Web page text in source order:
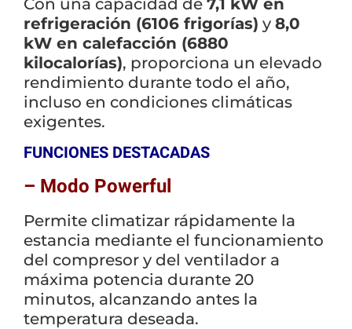
refrigeración (6106 frigorías) y 8,0
kW en calefacción (6880
kilocalorías), proporciona un elevado
rendimiento durante todo el año,
incluso en condiciones climáticas
exigentes.
FUNCIONES DESTACADAS
– Modo Powerful
Permite climatizar rápidamente la
estancia mediante el funcionamiento
del compresor y del ventilador a
máxima potencia durante 20
minutos, alcanzando antes la
temperatura deseada.